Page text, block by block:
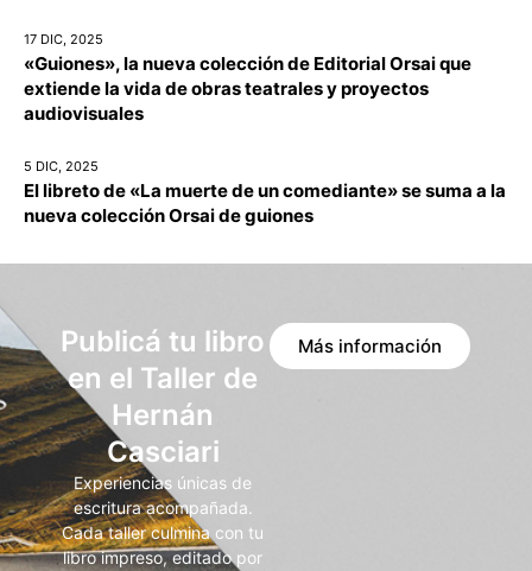
17 DIC, 2025
«Guiones», la nueva colección de Editorial Orsai que
extiende la vida de obras teatrales y proyectos
audiovisuales
5 DIC, 2025
El libreto de «La muerte de un comediante» se suma a la
nueva colección Orsai de guiones
Publicá tu libro
en el Taller de
Hernán
Casciari
Experiencias únicas de
escritura acompañada.
Cada taller culmina con tu
libro impreso, editado por
Más información